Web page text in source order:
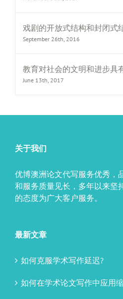
戏剧的开放式结构和封闭式
September 26th, 2016
教育对社会的文明和进步具
June 13th, 2017
关于我们
优博澳洲论文代写服务优秀，
和服务质量见长，多年以来坚
的态度为广大客户服务。
最新文章
如何克服学术写作延迟?
如何在学术论文写作中应用